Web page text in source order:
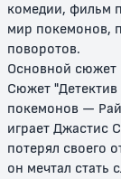
12+
комедии, фильм
мир покемонов,
поворотов.
Основной сюжет
Сюжет "Детектив
покемонов —
играет Джастис
потерял своего
он мечтал стать